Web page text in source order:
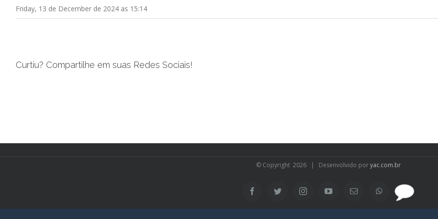
Friday, 13 de December de 2024 as 15:14
Curtiu? Compartilhe em suas Redes Sociais!
© Copyright 2026 | Desenvolvido poryac.com.br
FacebookTwitter InstagramYouTubeEmail WhatsApp
SAC